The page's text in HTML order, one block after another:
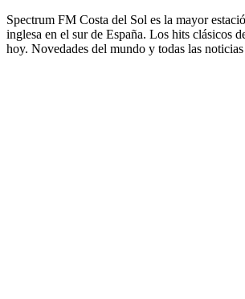
Spectrum FM Costa del Sol es la mayor
inglesa en el sur de España. Los hits clásicos
hoy. Novedades del mundo y todas las